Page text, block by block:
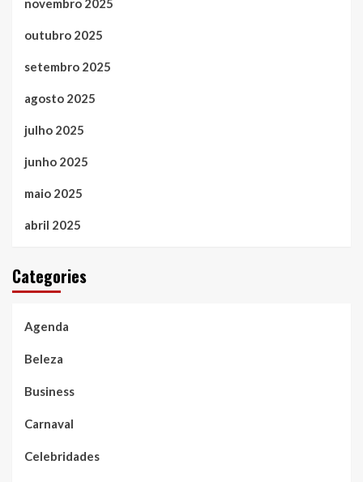
novembro 2025
outubro 2025
setembro 2025
agosto 2025
julho 2025
junho 2025
maio 2025
abril 2025
Categories
Agenda
Beleza
Business
Carnaval
Celebridades